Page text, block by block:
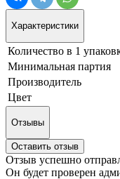
Характеристики
Количество в 1
Минимальная партия
Производитель
Цвет
Отзывы
Оставить отзыв
Отзыв успешно
Он будет проверен